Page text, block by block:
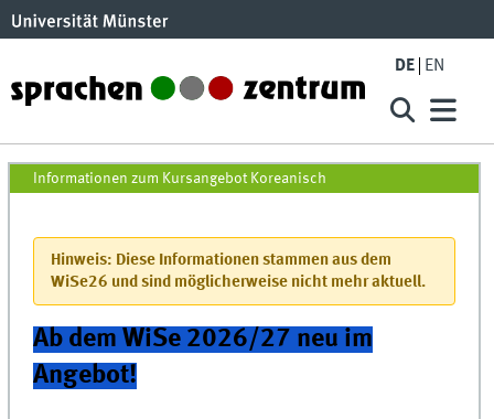
DE EN
Koreanisch SoSe22
Informationen zum Kursangebot Koreanisch
Hinweis: Diese Informationen stammen aus dem
WiSe26 und sind möglicherweise nicht mehr aktuell.
Ab dem WiSe 2026/27 neu im
Angebot!